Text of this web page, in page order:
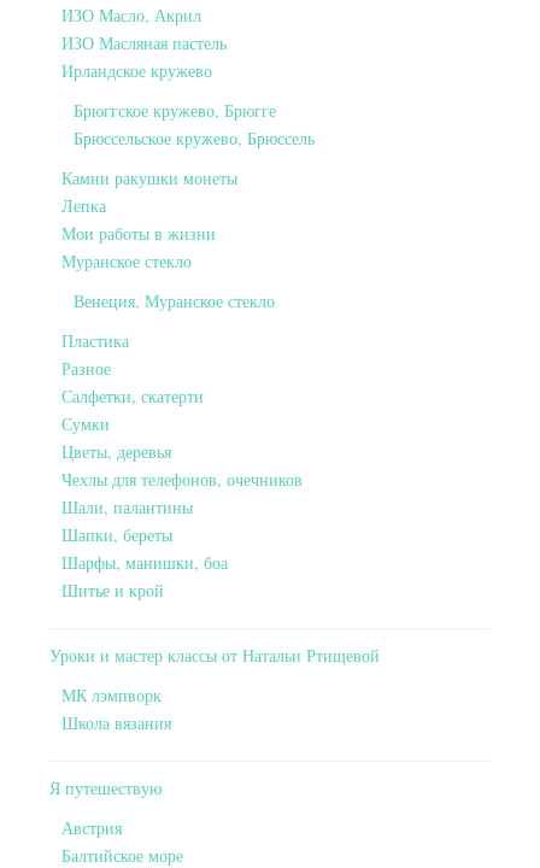
ИЗО Масло, Акрил
ИЗО Масляная пастель
Ирландское кружево
Брюггское кружево, Брюгге
Брюссельское кружево, Брюссель
Камни ракушки монеты
Лепка
Мои работы в жизни
Муранское стекло
Венеция, Муранское стекло
Пластика
Разное
Салфетки, скатерти
Сумки
Цветы, деревья
Чехлы для телефонов, очечников
Шали, палантины
Шапки, береты
Шарфы, манишки, боа
Шитье и крой
Уроки и мастер классы от Натальи Ртищевой
МК лэмпворк
Школа вязания
Я путешествую
Австрия
Балтийское море